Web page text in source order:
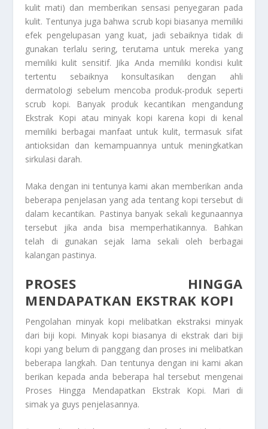
kulit mati) dan memberikan sensasi penyegaran pada
kulit. Tentunya juga bahwa scrub kopi biasanya memiliki
efek pengelupasan yang kuat, jadi sebaiknya tidak di
gunakan terlalu sering, terutama untuk mereka yang
memiliki kulit sensitif. Jika Anda memiliki kondisi kulit
tertentu sebaiknya konsultasikan dengan ahli
dermatologi sebelum mencoba produk-produk seperti
scrub kopi. Banyak produk kecantikan mengandung
Ekstrak Kopi atau minyak kopi karena kopi di kenal
memiliki berbagai manfaat untuk kulit, termasuk sifat
antioksidan dan kemampuannya untuk meningkatkan
sirkulasi darah.
Maka dengan ini tentunya kami akan memberikan anda
beberapa penjelasan yang ada tentang kopi tersebut di
dalam kecantikan. Pastinya banyak sekali kegunaannya
tersebut jika anda bisa memperhatikannya. Bahkan
telah di gunakan sejak lama sekali oleh berbagai
kalangan pastinya.
PROSES HINGGA
MENDAPATKAN EKSTRAK KOPI
Pengolahan minyak kopi melibatkan ekstraksi minyak
dari biji kopi. Minyak kopi biasanya di ekstrak dari biji
kopi yang belum di panggang dan proses ini melibatkan
beberapa langkah. Dan tentunya dengan ini kami akan
berikan kepada anda beberapa hal tersebut mengenai
Proses Hingga Mendapatkan Ekstrak Kopi. Mari di
simak ya guys penjelasannya.